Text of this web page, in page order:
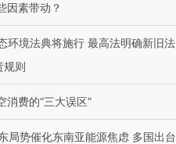
因素带动？
环境法典将施行 最高法明确新旧法
规则
消费的“三大误区”
局势催化东南亚能源焦虑 多国出台